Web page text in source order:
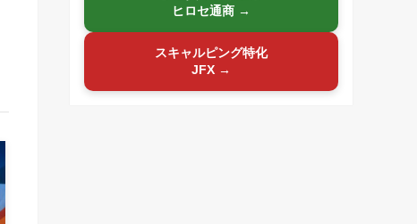
ヒロセ通商 →
スキャルピング特化
JFX →